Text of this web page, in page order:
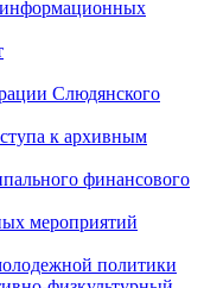
информационных
Слюдянского
к архивным
финансового
мероприятий
политики